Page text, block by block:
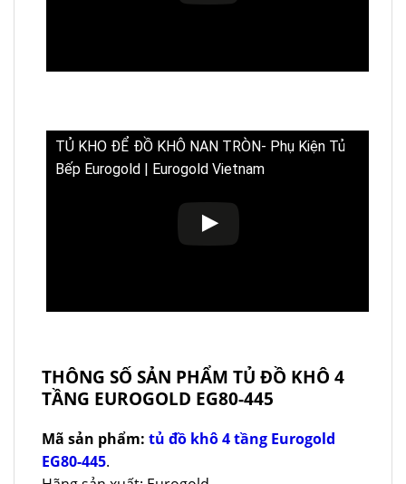
TỦ KHO ĐỂ ĐỒ KHÔ NAN TRÒN- Phụ Kiện Tủ
Bếp Eurogold | Eurogold Vietnam
THÔNG SỐ SẢN PHẨM TỦ ĐỒ KHÔ 4
TẦNG EUROGOLD EG80-445
Mã sản phẩm: tủ đồ khô 4 tầng Eurogold
EG80-445.